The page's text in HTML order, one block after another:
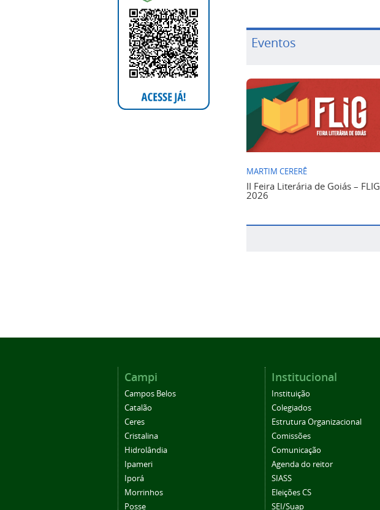
Eventos
MARTIM CERERÊ
II Feira Literária de Goiás – FLIG
2026
Campi
Campos Belos
Catalão
Ceres
Cristalina
Hidrolândia
Ipameri
Iporá
Morrinhos
Posse
Institucional
Instituição
Colegiados
Estrutura Organizacional
Comissões
Comunicação
Agenda do reitor
SIASS
Eleições CS
SEI/Suap